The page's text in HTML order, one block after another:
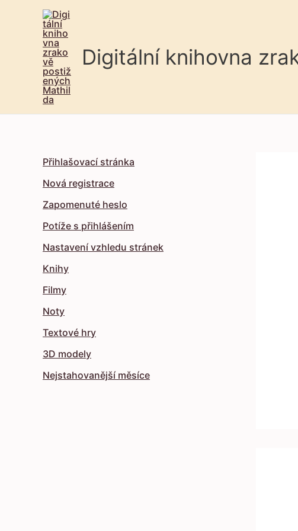
Digitální knihovna
Přihlašovací stránka
Nová registrace
Zapomenuté heslo
Potíže s přihlášením
Nastavení vzhledu stránek
Knihy
Filmy
Noty
Textové hry
3D modely
Nejstahovanější měsíce